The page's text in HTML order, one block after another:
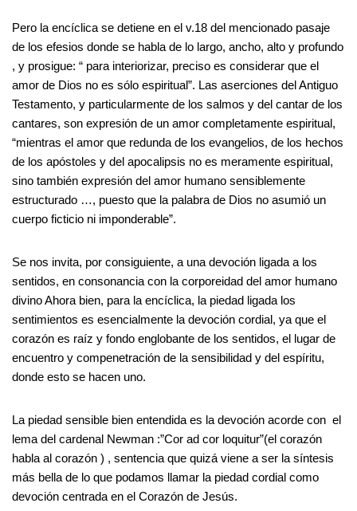
Pero la encíclica se detiene en el v.18 del mencionado pasaje
de los efesios donde se habla de lo largo, ancho, alto y profundo
, y prosigue: “ para interiorizar, preciso es considerar que el
amor de Dios no es sólo espiritual”. Las aserciones del Antiguo
Testamento, y particularmente de los salmos y del cantar de los
cantares, son expresión de un amor completamente espiritual,
“mientras el amor que redunda de los evangelios, de los hechos
de los apóstoles y del apocalipsis no es meramente espiritual,
sino también expresión del amor humano sensiblemente
estructurado …, puesto que la palabra de Dios no asumió un
cuerpo ficticio ni imponderable”.
Se nos invita, por consiguiente, a una devoción ligada a los
sentidos, en consonancia con la corporeidad del amor humano
divino Ahora bien, para la encíclica, la piedad ligada los
sentimientos es esencialmente la devoción cordial, ya que el
corazón es raíz y fondo englobante de los sentidos, el lugar de
encuentro y compenetración de la sensibilidad y del espíritu,
donde esto se hacen uno.
La piedad sensible bien entendida es la devoción acorde con el
lema del cardenal Newman :”Cor ad cor loquitur”(el corazón
habla al corazón ) , sentencia que quizá viene a ser la síntesis
más bella de lo que podamos llamar la piedad cordial como
devoción centrada en el Corazón de Jesús.